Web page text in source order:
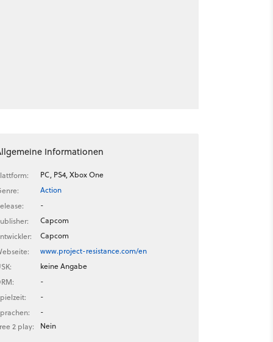
Informationen
PC, PS4, Xbox One
Action
-
Capcom
Capcom
www.project-resistance.com/en
keine Angabe
-
-
-
2 play:
Nein